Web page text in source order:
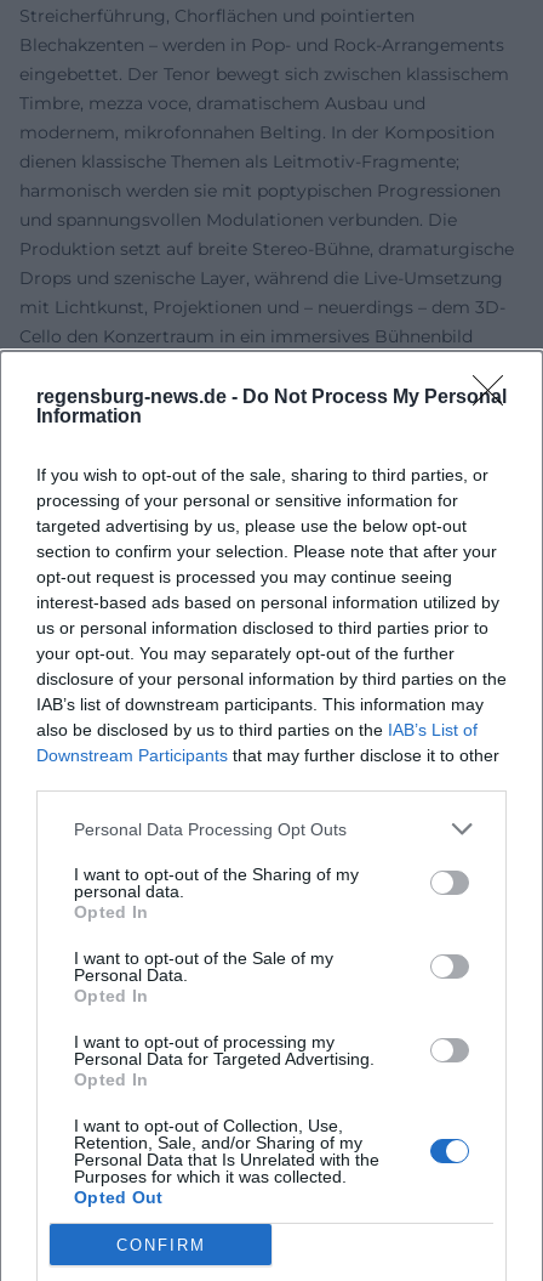
regensburg-news.de - Do Not Process My Personal
Information
If you wish to opt-out of the sale, sharing to third parties, or
processing of your personal or sensitive information for
targeted advertising by us, please use the below opt-out
section to confirm your selection. Please note that after your
opt-out request is processed you may continue seeing
interest-based ads based on personal information utilized by
us or personal information disclosed to third parties prior to
your opt-out. You may separately opt-out of the further
disclosure of your personal information by third parties on the
IAB’s list of downstream participants. This information may
also be disclosed by us to third parties on the IAB’s List of
Downstream Participants that may further disclose it to other
Personal Data Processing Opt Outs
I want to opt-out of the Sharing of my
personal data.
Opted In
I want to opt-out of the Sale of my
Personal Data.
Opted In
I want to opt-out of processing my
Personal Data for Targeted Advertising.
Opted In
I want to opt-out of Collection, Use,
Retention, Sale, and/or Sharing of my
Personal Data that Is Unrelated with the
Purposes for which it was collected.
Opted Out
CONFIRM
Streicherführung, Chorflächen und pointierten
Blechakzenten – werden in Pop- und Rock-Arrangements
eingebettet. Der Tenor bewegt sich zwischen klassischem
Timbre, mezza voce, dramatischem Ausbau und
modernem, mikrofonnahen Belting. In der Komposition
dienen klassische Themen als Leitmotiv-Fragmente;
harmonisch werden sie mit poptypischen Progressionen
und spannungsvollen Modulationen verbunden. Die
Produktion setzt auf breite Stereo-Bühne, dramaturgische
Drops und szenische Layer, während die Live-Umsetzung
mit Lichtkunst, Projektionen und – neuerdings – dem 3D-
Cello den Konzertraum in ein immersives Bühnenbild
Kollaborationen und Weggefährten
Schon früh arbeitete The Dark Tenor mit dem koreanischen
dem Pop- und Rockumfeld zusammen. 2018 ging er mit
der Originalband von Unheilig auf Zeitreise-Tour – ein
experimentelles Crossover, das Fans polarisierte, aber die
Bandbreite seiner Stimme und seine Bühnenökonomie
unterstrich. Solche Kollaborationen erweitern die
Erzählräume des Projekts – von Gothic- und Dark-Pop-
Anleihen bis zu großformatigen Hymnen, die sich sowohl
an Opernpublikum als auch an Rock-Fans richten.
Kultureller Einfluss: Klassik als Popkultur
Jenseits von Charts und Touren treibt The Dark Tenor eine
Kontextualisierung historischer Melodien als Pop-Hooks
preiszugeben. In der Live-Inszenierung entsteht ein
gemeinsamer Erfahrungsraum zwischen Publikum und
Musiker, in dem Archaik, Pathos und
Gegenwartstechnologie koexistieren. So entsteht ein
Modell, wie Klassiktradition in einer Spotify- und TikTok-
Ökonomie neu vermittelt werden kann, ohne ihre
kompositorische Tiefe aufzugeben.
Stimmen der Fans
Die Reaktionen der Fans zeigen deutlich: The Dark Tenor
begeistert Menschen weltweit. Auf Facebook feiert eine
Hörerin die “Gänsehaut beim Finale, wenn Klassik und Rock
zusammenlaufen”. Ein YouTube-Kommentar schwärmt:
“Einer der besten Live-Acts, die Klassik so kraftvoll in die
Gegenwart holen.” Und ein anderer Fan schreibt: “Diese